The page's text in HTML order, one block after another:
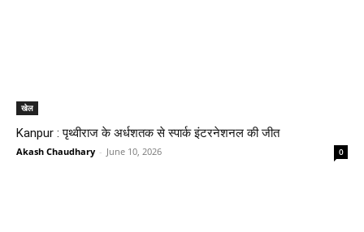
खेल
Kanpur : पृथ्वीराज के अर्धशतक से स्पार्क इंटरनेशनल की जीत
Akash Chaudhary - June 10, 2026 0